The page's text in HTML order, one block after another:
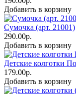
Добавить в корзину
Сумочка (арт. 21001)
290.00р.
Добавить в корзину
Детские колготки
179.00р.
Добавить в корзину